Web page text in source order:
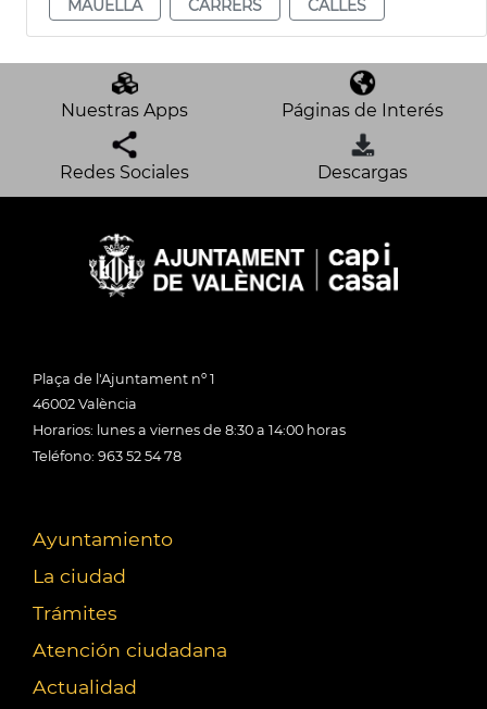
MAUELLA
CARRERS CALLES
Nuestras Apps Páginas de Interés
Redes Sociales Descargas
Plaça de l'Ajuntament nº 1
46002 València
Horarios: lunes a viernes de 8:30 a 14:00 horas
Teléfono: 963 52 54 78
Ayuntamiento
La ciudad
Trámites
Atención ciudadana
Actualidad